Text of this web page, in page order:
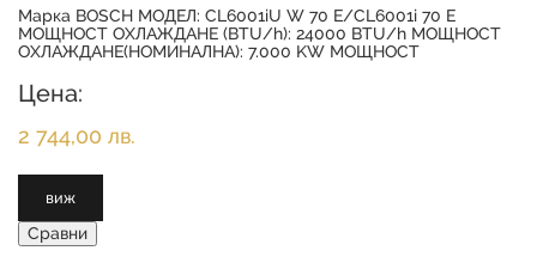
Марка BOSCH МОДЕЛ: CL6001iU W 70 E/CL6001i 70 E
МОЩНОСТ ОХЛАЖДАНЕ (BTU/h): 24000 BTU/h МОЩНОСТ
ОХЛАЖДАНЕ(НОМИНАЛНА): 7.000 KW МОЩНОСТ
Цена:
2 744,00 лв.
виж
Сравни